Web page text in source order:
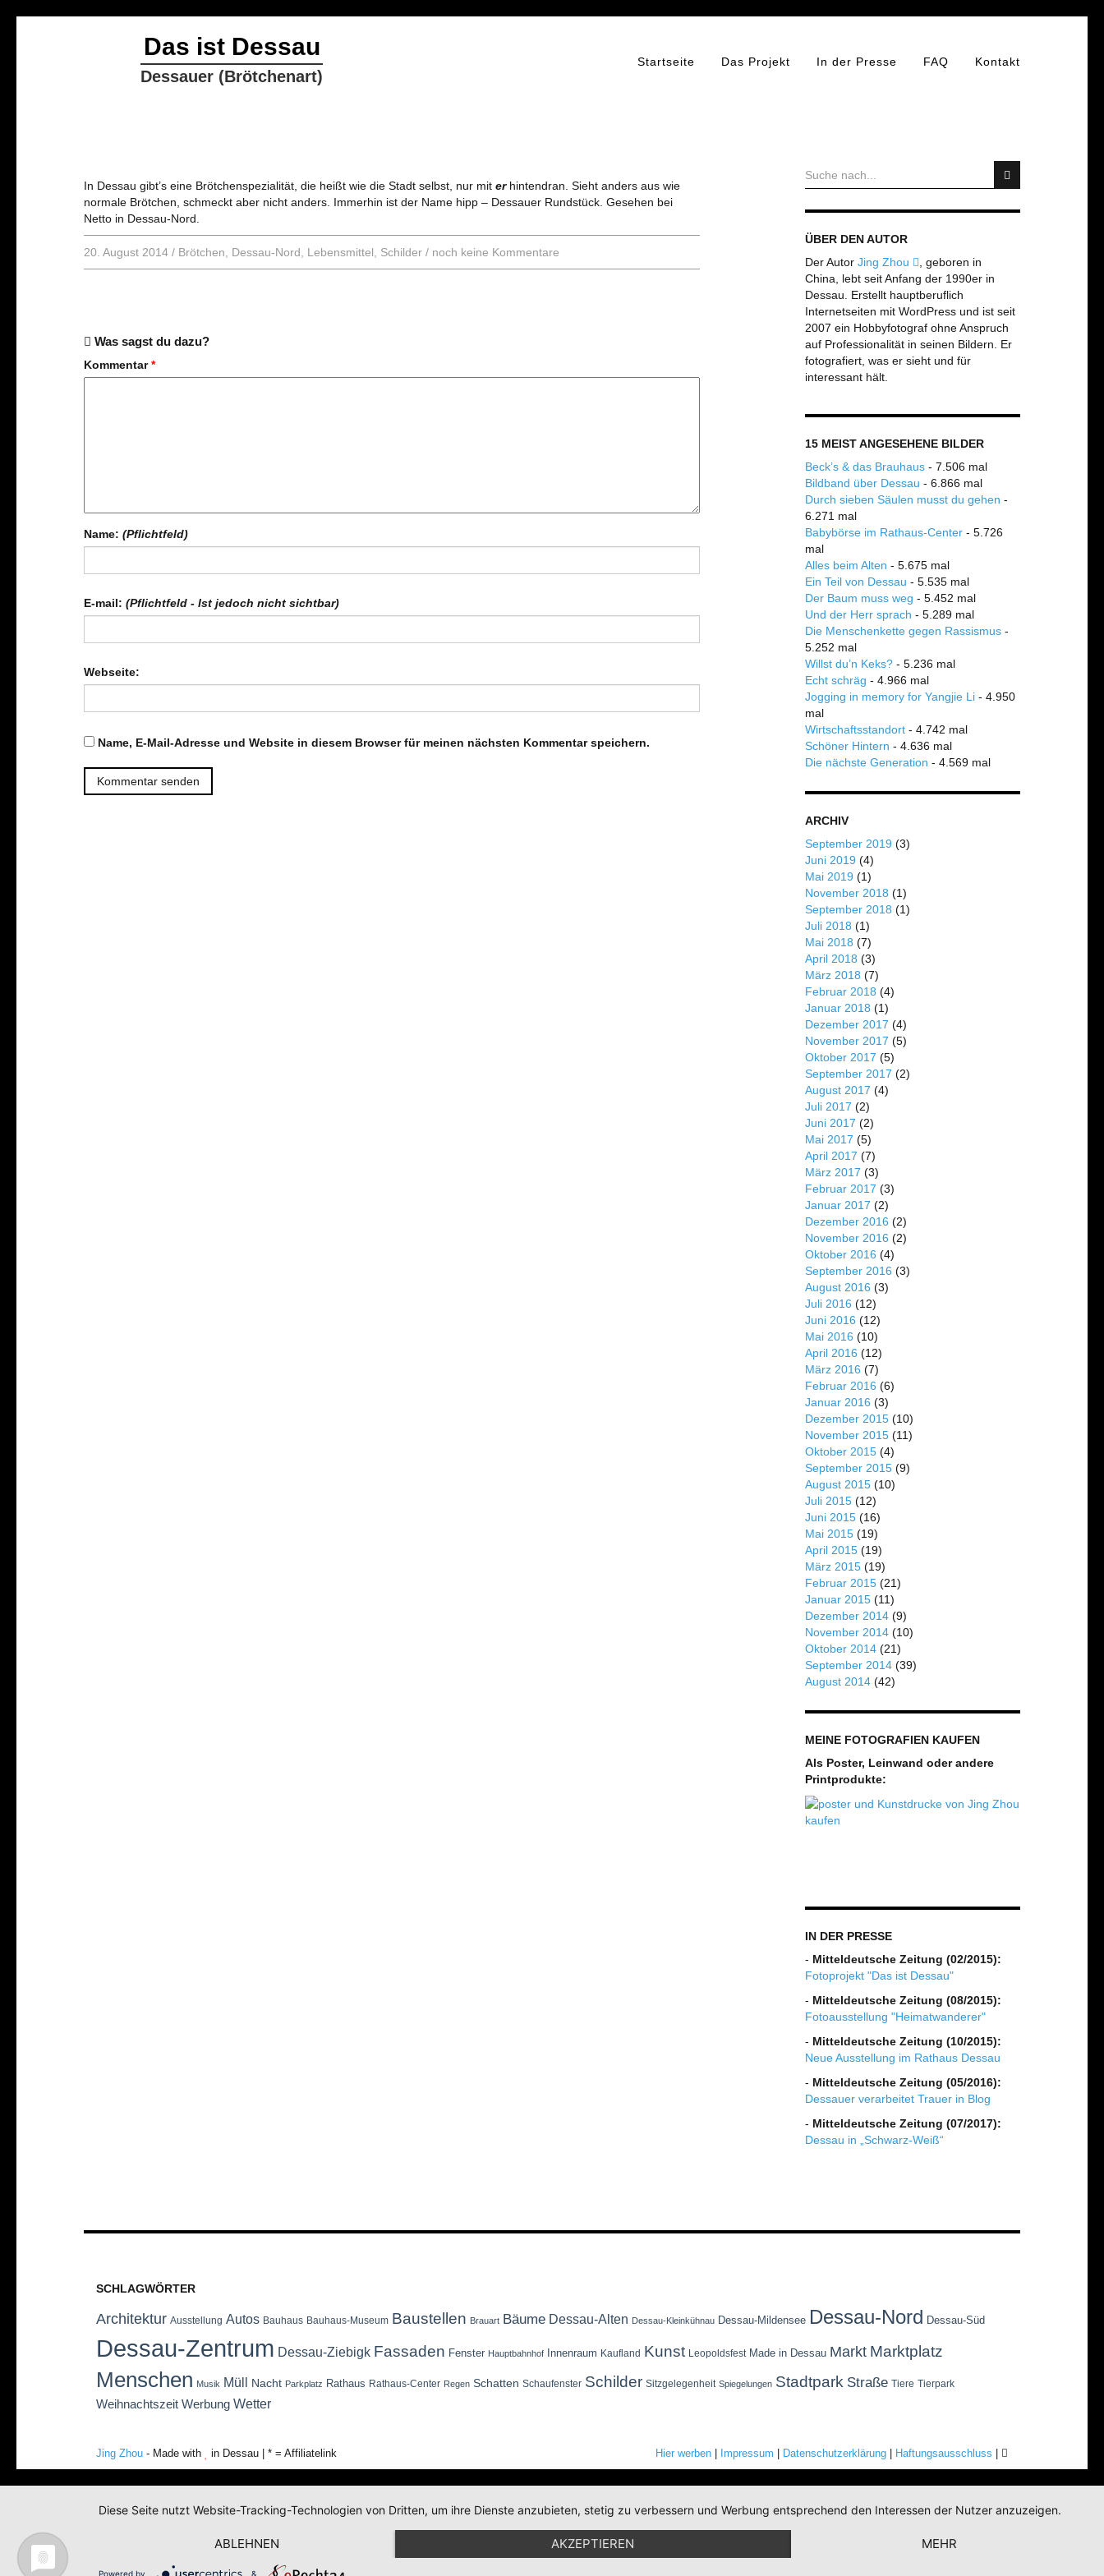
Das ist Dessau
Dessauer (Brötchenart)
Startseite Das Projekt In der Presse FAQ Kontakt
In Dessau gibt’s eine Brötchenspezialität, die heißt wie die Stadt selbst, nur mit erhintendran. Sieht anders aus wie
normale Brötchen, schmeckt aber nicht anders. Immerhin ist der Name hipp – Dessauer Rundstück. Gesehen bei
Netto in Dessau-Nord.
20. August 2014 / Brötchen Dessau-Nord Lebensmittel Schilder / noch keine Kommentare
Was sagst du dazu?
Kommentar*
Name: (Pflichtfeld)
E-mail: (Pflichtfeld - Ist jedoch nicht sichtbar)
Webseite:
Name, E-Mail-Adresse und Website in diesem Browser für meinen nächsten Kommentar speichern.
ÜBER DEN AUTOR
Der Autor Jing Zhou
, geboren in
China, lebt seit Anfang der 1990er in
Dessau. Erstellt hauptberuflich
Internetseiten mit WordPress und ist seit
2007 ein Hobbyfotograf ohne Anspruch
auf Professionalität in seinen Bildern. Er
fotografiert, was er sieht und für
interessant hält.
15 MEIST ANGESEHENE BILDER
Beck’s & das Brauhaus- 7.506 mal
Bildband über Dessau - 6.866 mal
Durch sieben Säulen musst du gehen -
6.271 mal
Babybörse im Rathaus-Center- 5.726
mal
Alles beim Alten - 5.675 mal
Ein Teil von Dessau - 5.535 mal
Der Baum muss weg - 5.452 mal
Und der Herr sprach - 5.289 mal
Die Menschenkette gegen Rassismus-
5.252 mal
Willst du’n Keks?- 5.236 mal
Echt schräg - 4.966 mal
Jogging in memory for Yangjie Li- 4.950
mal
Wirtschaftsstandort- 4.742 mal
Schöner Hintern - 4.636 mal
Die nächste Generation - 4.569 mal
ARCHIV
September 2019 (3)
Juni 2019 (4)
Mai 2019 (1)
November 2018 (1)
September 2018 (1)
Juli 2018 (1)
Mai 2018 (7)
April 2018 (3)
März 2018 (7)
Februar 2018 (4)
Januar 2018 (1)
Dezember 2017 (4)
November 2017 (5)
Oktober 2017 (5)
September 2017 (2)
August 2017 (4)
Juli 2017 (2)
Juni 2017 (2)
Mai 2017 (5)
April 2017 (7)
März 2017 (3)
Februar 2017 (3)
Januar 2017 (2)
Dezember 2016 (2)
November 2016 (2)
Oktober 2016 (4)
September 2016 (3)
August 2016 (3)
Juli 2016 (12)
Juni 2016 (12)
Mai 2016 (10)
April 2016 (12)
März 2016 (7)
Februar 2016 (6)
Januar 2016 (3)
Dezember 2015(10)
November 2015(11)
Oktober 2015(4)
September 2015(9)
August 2015(10)
Juli 2015(12)
Juni 2015(16)
Mai 2015(19)
April 2015(19)
März 2015(19)
Februar 2015(21)
Januar 2015(11)
Dezember 2014(9)
November 2014(10)
Oktober 2014(21)
September 2014(39)
August 2014(42)
MEINE FOTOGRAFIEN KAUFEN
Als Poster, Leinwand oder andere
Printprodukte:
IN DER PRESSE
- Mitteldeutsche Zeitung (02/2015):
Fotoprojekt "Das ist Dessau"
- Mitteldeutsche Zeitung (08/2015):
Fotoausstellung "Heimatwanderer"
- Mitteldeutsche Zeitung (10/2015):
Neue Ausstellung im Rathaus Dessau
- Mitteldeutsche Zeitung (05/2016):
Dessauer verarbeitet Trauer in Blog
- Mitteldeutsche Zeitung (07/2017):
Dessau in „Schwarz-Weiß“
SCHLAGWÖRTER
Architektur Ausstellung Autos Bauhaus Bauhaus-Museum Baustellen Brauart Bäume Dessau-Alten Dessau-Kleinkühnau Dessau-Mildensee Dessau-Nord Dessau-Süd
Dessau-Zentrum Dessau-Ziebigk Fassaden Fenster Hauptbahnhof Innenraum Kaufland Kunst Leopoldsfest Made in Dessau Markt Marktplatz
Menschen Musik Müll Nacht Parkplatz Rathaus Rathaus-Center Regen Schatten Schaufenster Schilder Sitzgelegenheit Spiegelungen Stadtpark Straße Tiere Tierpark
Weihnachtszeit Werbung Wetter
Jing Zhou - Made with in Dessau | * = Affiliatelink Hier werben Impressum Datenschutzerklärung Haftungsausschluss
Diese Seite nutzt Website-Tracking-Technologien von Dritten, um ihre Dienste anzubieten, stetig zu verbessern und Werbung entsprechend den Interessen der Nutzer anzuzeigen.
ABLEHNEN AKZEPTIEREN MEHR
Powered by &